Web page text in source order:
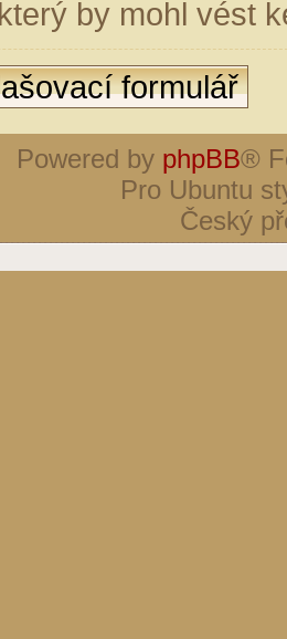
by mohl vést
formulář
Powered by phpBB®
Pro Ubuntu
Český